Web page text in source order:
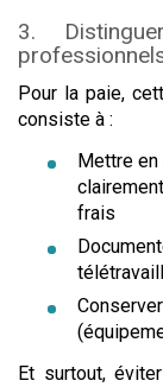
3.
Pour la paie,
consiste à :
Mettre
frais
Et surtout,